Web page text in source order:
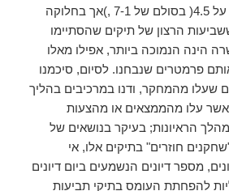
כללי, ועומדת בממוצע על 4.5( בסולם של 7-1 ,)אך בחלוקה
הרצון של תיקים שהסתיימו
הינה הנמוכה ביותר, אפילו מאלו
פרמטרים שנבחנו. לסיום, סיכמנו
שעלו מהמחקר, ודנו במרכיבים בהליך
אשר עלו מהממצאים או מהצעות
הראיונות; בעיקר בנושאים של
חוזרים" בתיקים אלו, אי
מספר דיונים הנשמעים ביום דיונים
להפחתת העומס בתיקי תביעות